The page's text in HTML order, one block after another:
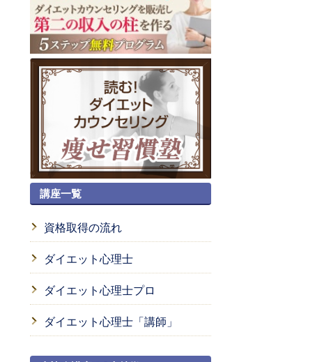
講座一覧
資格取得の流れ
ダイエット心理士
ダイエット心理士プロ
ダイエット心理士「講師」